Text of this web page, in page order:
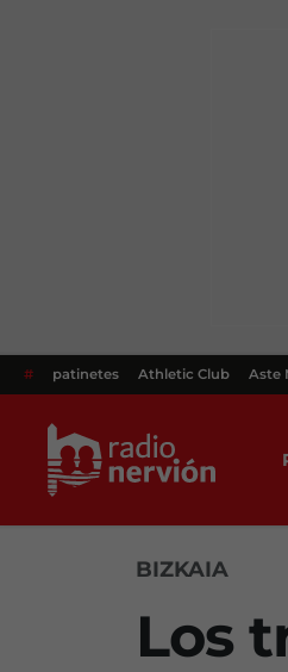
# patinetes Athletic Club Aste
BIZKAIA
Los